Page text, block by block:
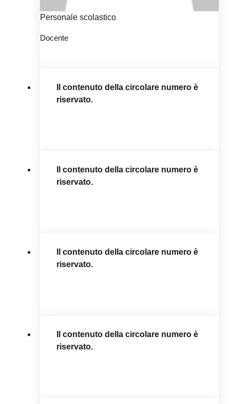
Personale scolastico
Docente
Il contenuto della circolare numero è
riservato.
Il contenuto della circolare numero è
riservato.
Il contenuto della circolare numero è
riservato.
Il contenuto della circolare numero è
riservato.